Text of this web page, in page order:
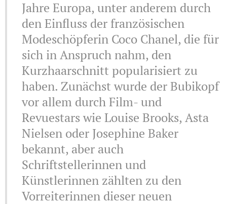
Jahre Europa, unter anderem durch
den Einfluss der französischen
Modeschöpferin Coco Chanel, die für
sich in Anspruch nahm, den
Kurzhaarschnitt popularisiert zu
haben. Zunächst wurde der Bubikopf
vor allem durch Film- und
Revuestars wie Louise Brooks, Asta
Nielsen oder Josephine Baker
bekannt, aber auch
Schriftstellerinnen und
Künstlerinnen zählten zu den
Vorreiterinnen dieser neuen